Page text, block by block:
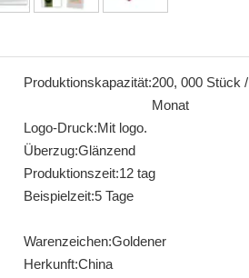
Produktionskapazität:200, 000 Stück /
Monat
Logo-Druck:Mit logo.
Überzug:Glänzend
Produktionszeit:12 tag
Beispielzeit:5 Tage
Warenzeichen:Goldener
Herkunft:China